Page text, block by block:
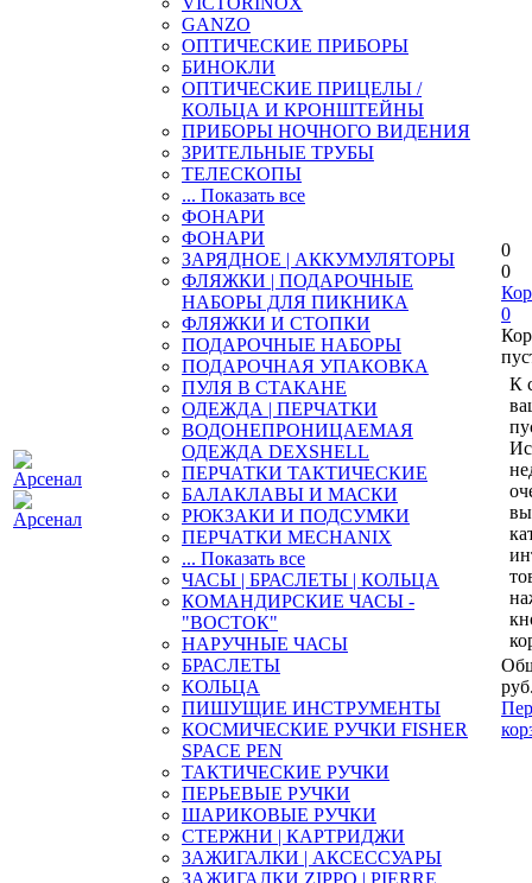
GANZO
ОПТИЧЕСКИЕ ПРИБОРЫ
БИНОКЛИ
ОПТИЧЕСКИЕ ПРИЦЕЛЫ /
КОЛЬЦА И КРОНШТЕЙНЫ
ПРИБОРЫ НОЧНОГО ВИДЕНИЯ
ЗРИТЕЛЬНЫЕ ТРУБЫ
ТЕЛЕСКОПЫ
... Показать все
ФОНАРИ
ФОНАРИ
ЗАРЯДНОЕ | АККУМУЛЯТОРЫ
ФЛЯЖКИ | ПОДАРОЧНЫЕ
НАБОРЫ ДЛЯ ПИКНИКА
ФЛЯЖКИ И СТОПКИ
ПОДАРОЧНЫЕ НАБОРЫ
ПОДАРОЧНАЯ УПАКОВКА
ПУЛЯ В СТАКАНЕ
ОДЕЖДА | ПЕРЧАТКИ
ВОДОНЕПРОНИЦАЕМАЯ
ОДЕЖДА DEXSHELL
ПЕРЧАТКИ ТАКТИЧЕСКИЕ
БАЛАКЛАВЫ И МАСКИ
РЮКЗАКИ И ПОДСУМКИ
ПЕРЧАТКИ MECHANIX
... Показать все
ЧАСЫ | БРАСЛЕТЫ | КОЛЬЦА
КОМАНДИРСКИЕ ЧАСЫ -
"ВОСТОК"
НАРУЧНЫЕ ЧАСЫ
БРАСЛЕТЫ
КОЛЬЦА
ПИШУЩИЕ ИНСТРУМЕНТЫ
КОСМИЧЕСКИЕ РУЧКИ FISHER
SPACE PEN
ТАКТИЧЕСКИЕ РУЧКИ
ПЕРЬЕВЫЕ РУЧКИ
ШАРИКОВЫЕ РУЧКИ
СТЕРЖНИ | КАРТРИДЖИ
ЗАЖИГАЛКИ | АКСЕССУАРЫ
ЗАЖИГАЛКИ ZIPPO | PIERRE
0
0
0
К